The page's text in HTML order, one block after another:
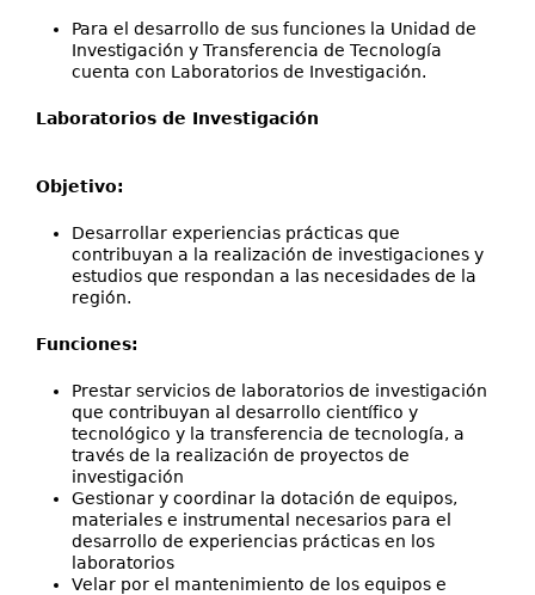
Para el desarrollo de sus funciones la Unidad de
Investigación y Transferencia de Tecnología
cuenta con Laboratorios de Investigación.
Laboratorios de Investigación
Objetivo:
Desarrollar experiencias prácticas que
contribuyan a la realización de investigaciones y
estudios que respondan a las necesidades de la
región.
Funciones:
Prestar servicios de laboratorios de investigación
que contribuyan al desarrollo científico y
tecnológico y la transferencia de tecnología, a
través de la realización de proyectos de
investigación
Gestionar y coordinar la dotación de equipos,
materiales e instrumental necesarios para el
desarrollo de experiencias prácticas en los
laboratorios
Velar por el mantenimiento de los equipos e